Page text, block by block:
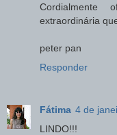
extraordinária
peter pan
Responder
Fátima 4 de
LINDO!!!